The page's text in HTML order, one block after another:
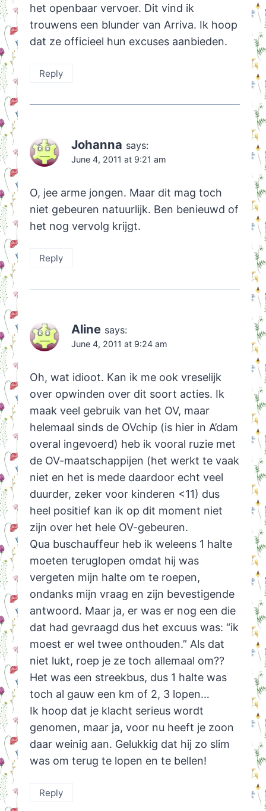
het openbaar vervoer. Dit vind ik
trouwens een blunder van Arriva. Ik hoop
dat ze officieel hun excuses aanbieden.
Reply
Johanna says:
June 4, 2011 at 9:21 am
O, jee arme jongen. Maar dit mag toch
niet gebeuren natuurlijk. Ben benieuwd of
het nog vervolg krijgt.
Reply
Aline says:
June 4, 2011 at 9:24 am
Oh, wat idioot. Kan ik me ook vreselijk
over opwinden over dit soort acties. Ik
maak veel gebruik van het OV, maar
helemaal sinds de OVchip (is hier in A’dam
overal ingevoerd) heb ik vooral ruzie met
de OV-maatschappijen (het werkt te vaak
niet en het is mede daardoor echt veel
duurder, zeker voor kinderen <11) dus
heel positief kan ik op dit moment niet
zijn over het hele OV-gebeuren.
Qua buschauffeur heb ik weleens 1 halte
moeten teruglopen omdat hij was
vergeten mijn halte om te roepen,
ondanks mijn vraag en zijn bevestigende
antwoord. Maar ja, er was er nog een die
dat had gevraagd dus het excuus was: “ik
moest er wel twee onthouden.” Als dat
niet lukt, roep je ze toch allemaal om??
Het was een streekbus, dus 1 halte was
toch al gauw een km of 2, 3 lopen…
Ik hoop dat je klacht serieus wordt
genomen, maar ja, voor nu heeft je zoon
daar weinig aan. Gelukkig dat hij zo slim
was om terug te lopen en te bellen!
Reply